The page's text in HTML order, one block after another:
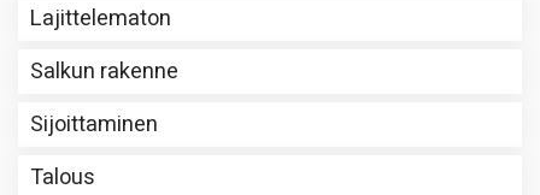
Lajittelematon
Salkun rakenne
Sijoittaminen
Talous